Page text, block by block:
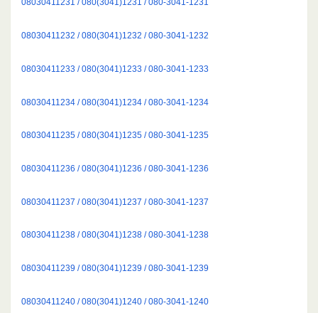
08030411231 / 080(3041)1231 / 080-3041-1231
08030411232 / 080(3041)1232 / 080-3041-1232
08030411233 / 080(3041)1233 / 080-3041-1233
08030411234 / 080(3041)1234 / 080-3041-1234
08030411235 / 080(3041)1235 / 080-3041-1235
08030411236 / 080(3041)1236 / 080-3041-1236
08030411237 / 080(3041)1237 / 080-3041-1237
08030411238 / 080(3041)1238 / 080-3041-1238
08030411239 / 080(3041)1239 / 080-3041-1239
08030411240 / 080(3041)1240 / 080-3041-1240